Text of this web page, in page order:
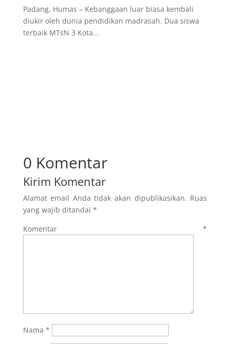
Padang, Humas – Kebanggaan luar biasa kembali
diukir oleh dunia pendidikan madrasah. Dua siswa
terbaik MTsN 3 Kota...
0 Komentar
Kirim Komentar
Alamat email Anda tidak akan dipublikasikan. Ruas
yang wajib ditandai *
Komentar*
Nama *